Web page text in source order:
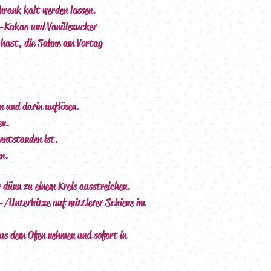
kalt werden lassen.
und Vanillezucker
die Sahne am Vortag
und darin auflösen.
ist.
zu einem Kreis ausstreichen.
Unterhitze auf mittlerer Schiene im
dem Ofen nehmen und sofort in